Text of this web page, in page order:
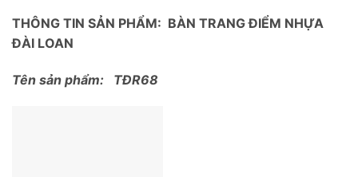
THÔNG TIN SẢN PHẨM: BÀN TRANG ĐIỂM NHỰA
ĐÀI LOAN
Tên sản phẩm: TĐR68